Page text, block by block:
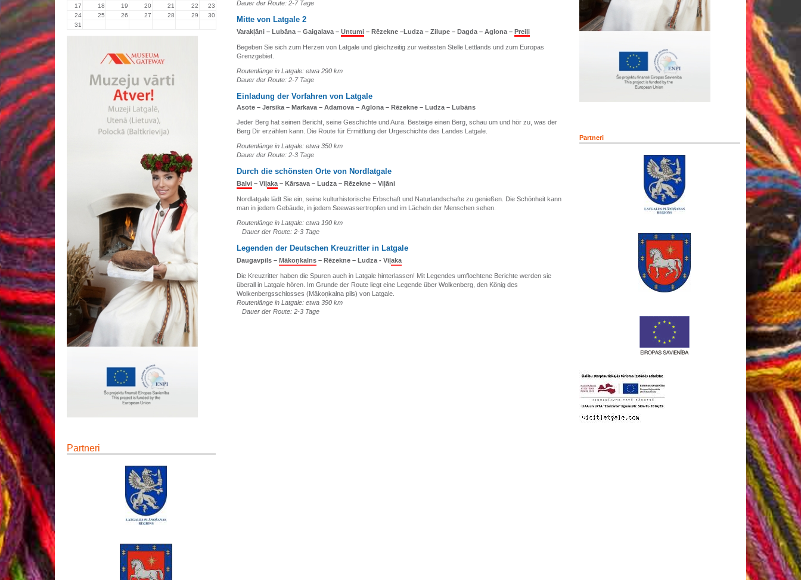
17
18 19 20 21 22
23
24
25 26 27 28 29
30
31
Partneri
Dauer der Route: 2-7 Tage
Mitte von Latgale 2
Varakļāni – Lubāna – Gaigalava – Untumi – Rēzekne –Ludza – Zilupe – Dagda – Aglona – Preiļi
Begeben Sie sich zum Herzen von Latgale und gleichzeitig zur weitesten Stelle Lettlands und zum Europas
Grenzgebiet.
Routenlänge in Latgale: etwa 290 km
Dauer der Route: 2-7 Tage
Einladung der Vorfahren von Latgale
Asote – Jersika – Markava – Adamova – Aglona – Rēzekne – Ludza – Lubāns
Jeder Berg hat seinen Bericht, seine Geschichte und Aura. Besteige einen Berg, schau um und hör zu, was der
Berg Dir erzählen kann. Die Route für Ermittlung der Urgeschichte des Landes Latgale.
Routenlänge in Latgale: etwa 350 km
Dauer der Route: 2-3 Tage
Durch die schönsten Orte von Nordlatgale
Balvi – Viļaka – Kārsava – Ludza – Rēzekne – Viļāni
Nordlatgale lädt Sie ein, seine kulturhistorische Erbschaft und Naturlandschafte zu genießen. Die Schönheit kann
man in jedem Gebäude, in jedem Seewassertropfen und im Lächeln der Menschen sehen.
Routenlänge in Latgale: etwa 190 km
Dauer der Route: 2-3 Tage
Legenden der Deutschen Kreuzritter in Latgale
Daugavpils – Mākoņkalns – Rēzekne – Ludza - Viļaka
Die Kreuzritter haben die Spuren auch in Latgale hinterlassen! Mit Legendes umflochtene Berichte werden sie
überall in Latgale hören. Im Grunde der Route liegt eine Legende über Wolkenberg, den König des
Wolkenbergsschlosses (Mākoņkalna pils) von Latgale.
Routenlänge in Latgale: etwa 390 km
Dauer der Route: 2-3 Tage
Partneri